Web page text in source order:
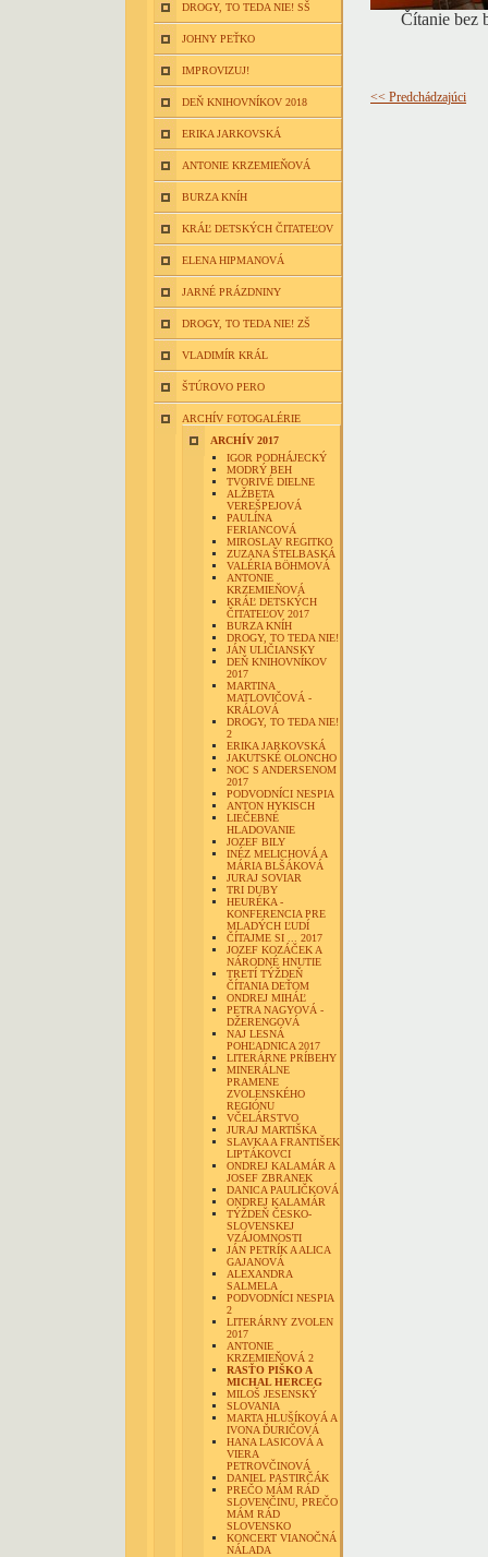
DROGY, TO TEDA NIE! SŠ
JOHNY PEŤKO
IMPROVIZUJ!
DEŇ KNIHOVNÍKOV 2018
ERIKA JARKOVSKÁ
ANTONIE KRZEMIEŇOVÁ
BURZA KNÍH
KRÁĽ DETSKÝCH ČITATEĽOV
ELENA HIPMANOVÁ
JARNÉ PRÁZDNINY
DROGY, TO TEDA NIE! ZŠ
VLADIMÍR KRÁL
ŠTÚROVO PERO
ARCHÍV FOTOGALÉRIE
ARCHÍV 2017
IGOR PODHÁJECKÝ
MODRÝ BEH
TVORIVÉ DIELNE
ALŽBETA
VEREŠPEJOVÁ
PAULÍNA
FERIANCOVÁ
MIROSLAV REGITKO
ZUZANA ŠTELBASKÁ
VALÉRIA BÖHMOVÁ
ANTONIE
KRZEMIEŇOVÁ
KRÁĽ DETSKÝCH
ČITATEĽOV 2017
BURZA KNÍH
DROGY, TO TEDA NIE!
JÁN ULIČIANSKY
DEŇ KNIHOVNÍKOV
2017
MARTINA
MATLOVIČOVÁ -
KRÁLOVÁ
DROGY, TO TEDA NIE!
2
ERIKA JARKOVSKÁ
JAKUTSKÉ OLONCHO
NOC S ANDERSENOM
2017
PODVODNÍCI NESPIA
ANTON HYKISCH
LIEČEBNÉ
HLADOVANIE
JOZEF BILY
INÉZ MELICHOVÁ A
MÁRIA BLŠÁKOVÁ
JURAJ SOVIAR
TRI DUBY
HEURÉKA -
KONFERENCIA PRE
MLADÝCH ĽUDÍ
ČÍTAJME SI ... 2017
JOZEF KOZÁČEK A
NÁRODNÉ HNUTIE
TRETÍ TÝŽDEŇ
ČÍTANIA DEŤOM
ONDREJ MIHÁĽ
PETRA NAGYOVÁ -
DŽERENGOVÁ
NAJ LESNÁ
POHĽADNICA 2017
LITERÁRNE PRÍBEHY
MINERÁLNE
PRAMENE
ZVOLENSKÉHO
REGIÓNU
VČELÁRSTVO
JURAJ MARTIŠKA
SLAVKA A FRANTIŠEK
LIPTÁKOVCI
ONDREJ KALAMÁR A
JOSEF ZBRANEK
DANICA PAULIČKOVÁ
ONDREJ KALAMÁR
TÝŽDEŇ ČESKO-
SLOVENSKEJ
VZÁJOMNOSTI
JÁN PETRÍK A ALICA
GAJANOVÁ
ALEXANDRA
SALMELA
PODVODNÍCI NESPIA
2
LITERÁRNY ZVOLEN
2017
ANTONIE
KRZEMIEŇOVÁ 2
RASŤO PIŠKO A
MICHAL HERCEG
MILOŠ JESENSKÝ
SLOVANIA
MARTA HLUŠÍKOVÁ A
IVONA ĎURIČOVÁ
HANA LASICOVÁ A
VIERA
PETROVČINOVÁ
DANIEL PASTIRČÁK
PREČO MÁM RÁD
SLOVENČINU, PREČO
MÁM RÁD
SLOVENSKO
KONCERT VIANOČNÁ
NÁLADA
Čítanie bez
<< Predchádzajúci